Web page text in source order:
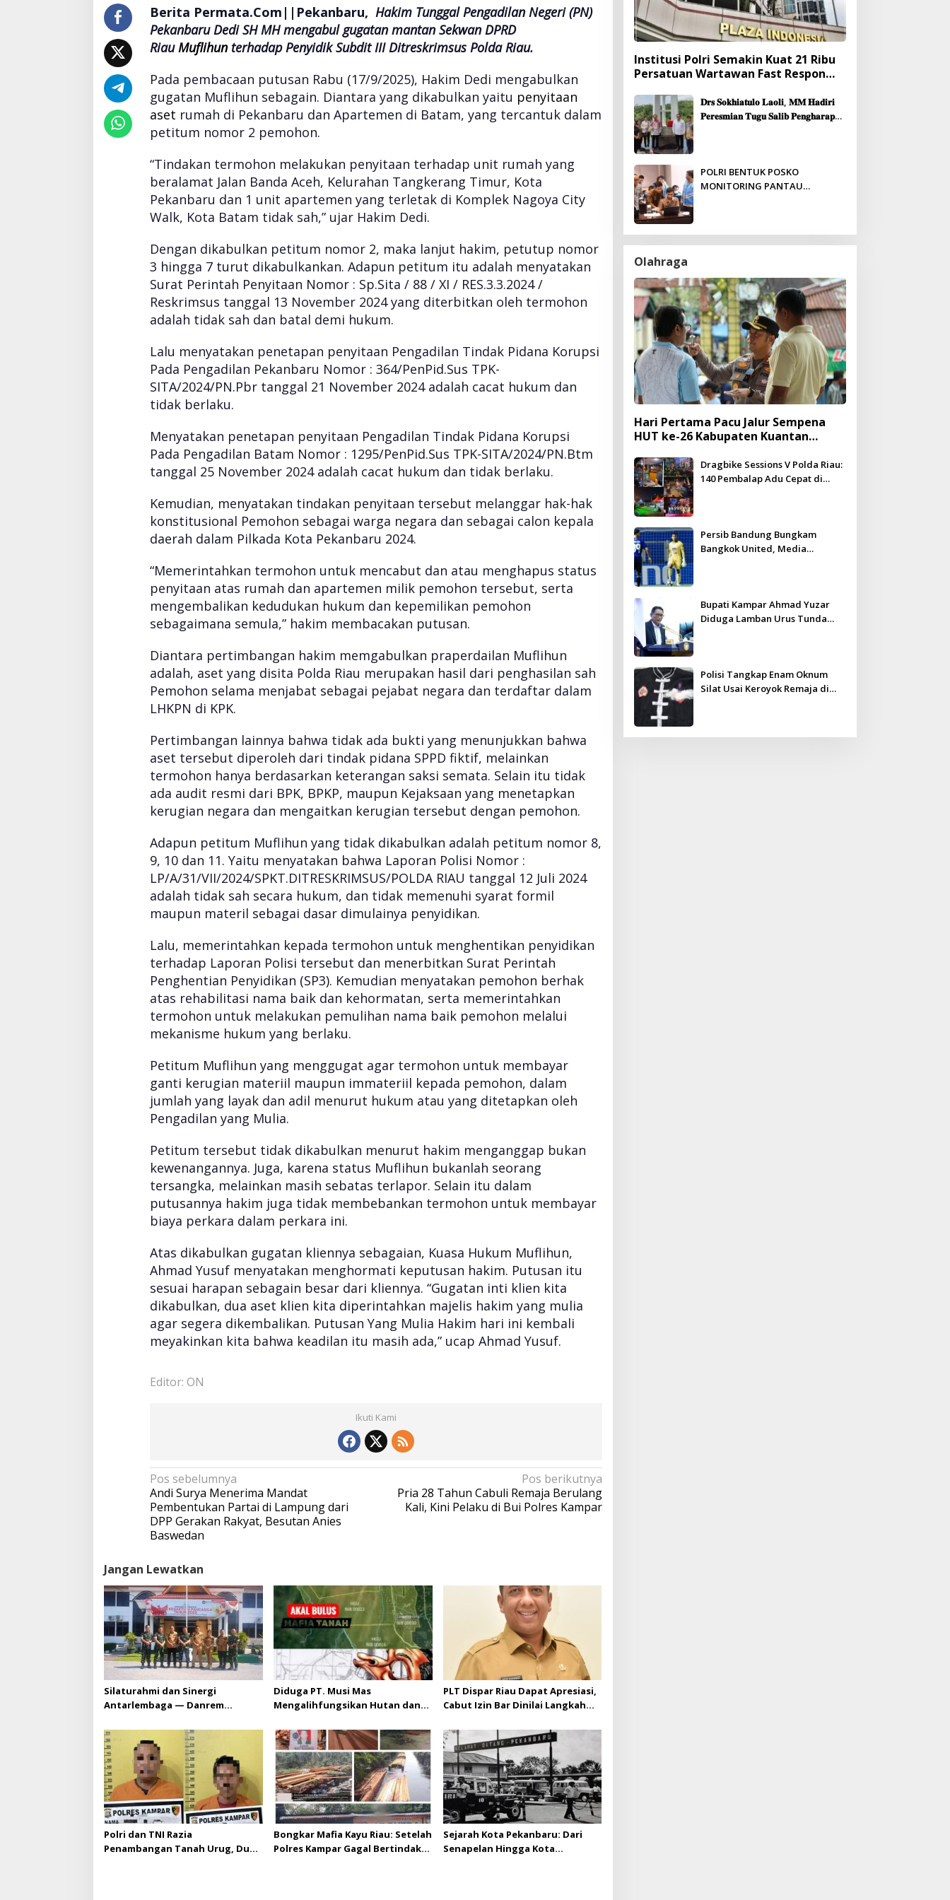
A
s
e
u
f
l
i
u
n
o
l
e
i
t
r
e
k
i
m
s
s
o
l
d
R
i
a
u
i
a
k
S
h
Berita Permata.Com||Pekanbaru, Hakim Tunggal Pengadilan Negeri (PN)
Pekanbaru Dedi SH MH mengabul gugatan mantan Sekwan DPRD
RiauMuflihunterhadap Penyidik Subdit III Ditreskrimsus Polda Riau.
Pada pembacaan putusan Rabu (17/9/2025), Hakim Dedi mengabulkan
gugatan Muflihun sebagain. Diantara yang dikabulkan yaitu penyitaan
aset rumah di Pekanbaru dan Apartemen di Batam, yang tercantuk dalam
petitum nomor 2 pemohon.
“Tindakan termohon melakukan penyitaan terhadap unit rumah yang
beralamat Jalan Banda Aceh, Kelurahan Tangkerang Timur, Kota
Pekanbaru dan 1 unit apartemen yang terletak di Komplek Nagoya City
Walk, Kota Batam tidak sah,” ujar Hakim Dedi.
Dengan dikabulkan petitum nomor 2, maka lanjut hakim, petutup nomor
3 hingga 7 turut dikabulkankan. Adapun petitum itu adalah menyatakan
Surat Perintah Penyitaan Nomor : Sp.Sita / 88 / XI / RES.3.3.2024 /
Reskrimsus tanggal 13 November 2024 yang diterbitkan oleh termohon
adalah tidak sah dan batal demi hukum.
Lalu menyatakan penetapan penyitaan Pengadilan Tindak Pidana Korupsi
Pada Pengadilan Pekanbaru Nomor : 364/PenPid.Sus TPK-
SITA/2024/PN.Pbr tanggal 21 November 2024 adalah cacat hukum dan
tidak berlaku.
Menyatakan penetapan penyitaan Pengadilan Tindak Pidana Korupsi
Pada Pengadilan Batam Nomor : 1295/PenPid.Sus TPK-SITA/2024/PN.Btm
tanggal 25 November 2024 adalah cacat hukum dan tidak berlaku.
Kemudian, menyatakan tindakan penyitaan tersebut melanggar hak-hak
konstitusional Pemohon sebagai warga negara dan sebagai calon kepala
daerah dalam Pilkada Kota Pekanbaru 2024.
“Memerintahkan termohon untuk mencabut dan atau menghapus status
penyitaan atas rumah dan apartemen milik pemohon tersebut, serta
mengembalikan kedudukan hukum dan kepemilikan pemohon
sebagaimana semula,” hakim membacakan putusan.
Diantara pertimbangan hakim memgabulkan praperdailan Muflihun
adalah, aset yang disita Polda Riau merupakan hasil dari penghasilan sah
Pemohon selama menjabat sebagai pejabat negara dan terdaftar dalam
LHKPN di KPK.
Pertimbangan lainnya bahwa tidak ada bukti yang menunjukkan bahwa
aset tersebut diperoleh dari tindak pidana SPPD fiktif, melainkan
termohon hanya berdasarkan keterangan saksi semata. Selain itu tidak
ada audit resmi dari BPK, BPKP, maupun Kejaksaan yang menetapkan
kerugian negara dan mengaitkan kerugian tersebut dengan pemohon.
Adapun petitum Muflihun yang tidak dikabulkan adalah petitum nomor 8,
9, 10 dan 11. Yaitu menyatakan bahwa Laporan Polisi Nomor :
LP/A/31/VII/2024/SPKT.DITRESKRIMSUS/POLDA RIAU tanggal 12 Juli 2024
adalah tidak sah secara hukum, dan tidak memenuhi syarat formil
maupun materil sebagai dasar dimulainya penyidikan.
Lalu, memerintahkan kepada termohon untuk menghentikan penyidikan
terhadap Laporan Polisi tersebut dan menerbitkan Surat Perintah
Penghentian Penyidikan (SP3). Kemudian menyatakan pemohon berhak
atas rehabilitasi nama baik dan kehormatan, serta memerintahkan
termohon untuk melakukan pemulihan nama baik pemohon melalui
mekanisme hukum yang berlaku.
Petitum Muflihun yang menggugat agar termohon untuk membayar
ganti kerugian materiil maupun immateriil kepada pemohon, dalam
jumlah yang layak dan adil menurut hukum atau yang ditetapkan oleh
Pengadilan yang Mulia.
Petitum tersebut tidak dikabulkan menurut hakim menganggap bukan
kewenangannya. Juga, karena status Muflihun bukanlah seorang
tersangka, melainkan masih sebatas terlapor. Selain itu dalam
putusannya hakim juga tidak membebankan termohon untuk membayar
biaya perkara dalam perkara ini.
Atas dikabulkan gugatan kliennya sebagaian, Kuasa Hukum Muflihun,
Ahmad Yusuf menyatakan menghormati keputusan hakim. Putusan itu
sesuai harapan sebagain besar dari kliennya. “Gugatan inti klien kita
dikabulkan, dua aset klien kita diperintahkan majelis hakim yang mulia
agar segera dikembalikan. Putusan Yang Mulia Hakim hari ini kembali
meyakinkan kita bahwa keadilan itu masih ada,” ucap Ahmad Yusuf.
Editor: ON
Ikuti Kami
N
a
v
i
g
a
i
p
o
s
Pos sebelumnya
Andi Surya Menerima Mandat
Pembentukan Partai di Lampung dari
DPP Gerakan Rakyat, Besutan Anies
Baswedan
Pos berikutnya
Pria 28 Tahun Cabuli Remaja Berulang
Kali, Kini Pelaku di Bui Polres Kampar
Jangan Lewatkan
Silaturahmi dan Sinergi
Antarlembaga — Danrem
Kejaksaan Negeri Kuansing
Diduga PT. Musi Mas
Mengalihfungsikan Hutan dan
melebihi batas izin yang
diizinkan
PLT Dispar Riau Dapat Apresiasi,
Cabut Izin Bar Dinilai Langkah
Polri dan TNI Razia
Penambangan Tanah Urug, Dua
Bongkar Mafia Kayu Riau: Setelah
Polres Kampar Gagal Bertindak,
Sejarah Kota Pekanbaru: Dari
Senapelan Hingga Kota
Institusi Polri Semakin Kuat 21 Ribu
Persatuan Wartawan Fast Respon
𝐃𝐫𝐬 𝐒𝐨𝐤𝐡𝐢𝐚𝐭𝐮𝐥𝐨 𝐋𝐚𝐨𝐥𝐢, 𝐌𝐌 𝐇𝐚𝐝𝐢𝐫𝐢
𝐏𝐞𝐫𝐞𝐬𝐦𝐢𝐚𝐧 𝐓𝐮𝐠𝐮 𝐒𝐚𝐥𝐢𝐛 𝐏𝐞𝐧𝐠𝐡𝐚𝐫𝐚𝐩𝐚𝐧
POLRI BENTUK POSKO
MONITORING PANTAU
Olahraga
Hari Pertama Pacu Jalur Sempena
HUT ke-26 Kabupaten Kuantan
Kondusif
Dragbike Sessions V Polda Riau:
140 Pembalap Adu Cepat di
Persib Bandung Bungkam
Bangkok United, Media
Bupati Kampar Ahmad Yuzar
Diduga Lamban Urus Tunda
Polisi Tangkap Enam Oknum
Silat Usai Keroyok Remaja di